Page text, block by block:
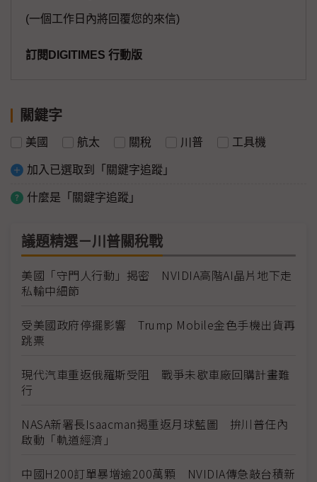
(一個工作日內將回覆您的來信)
訂閱DIGITIMES 行動版
關鍵字
美國 航太 關稅 川普 工具機
加入已選取到「關鍵字追蹤」
什麼是「關鍵字追蹤」
議題精選－川普關稅戰
美國「守門人行動」揭密 NVIDIA高階AI晶片地下走
私輸中細節
受美國政府停擺影響 Trump Mobile金色手機出貨再
跳票
現代汽車重返俄羅斯受阻 戰爭未歇車廠回購計畫難
行
NASA新署長Isaacman揭重返月球藍圖 拚川普任內
啟動「軌道經濟」
中國H200訂單暴增逾200萬顆 NVIDIA傳急敲台積新